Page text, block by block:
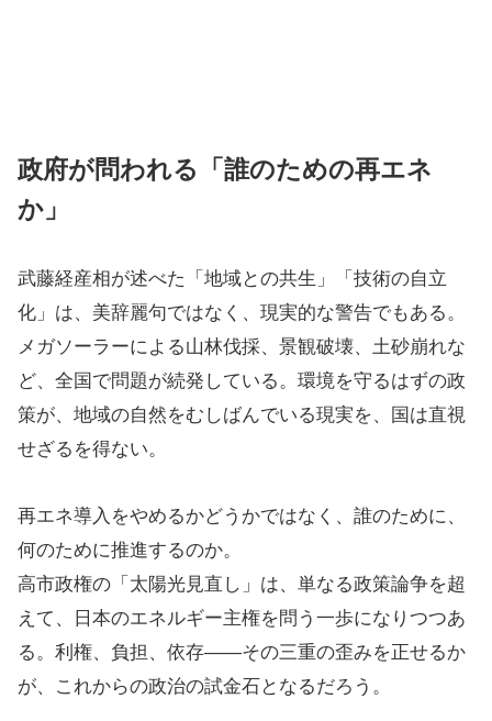
政府が問われる「誰のための再エネ
か」
武藤経産相が述べた「地域との共生」「技術の自立
化」は、美辞麗句ではなく、現実的な警告でもある。
メガソーラーによる山林伐採、景観破壊、土砂崩れな
ど、全国で問題が続発している。環境を守るはずの政
策が、地域の自然をむしばんでいる現実を、国は直視
せざるを得ない。
再エネ導入をやめるかどうかではなく、誰のために、
何のために推進するのか。
高市政権の「太陽光見直し」は、単なる政策論争を超
えて、日本のエネルギー主権を問う一歩になりつつあ
る。利権、負担、依存――その三重の歪みを正せるか
が、これからの政治の試金石となるだろう。